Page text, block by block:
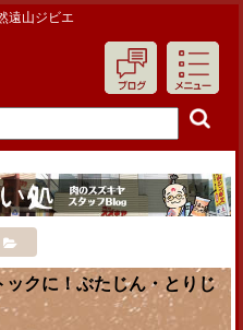
遠山ジビエ
ックに！ぶたじん・とりじ